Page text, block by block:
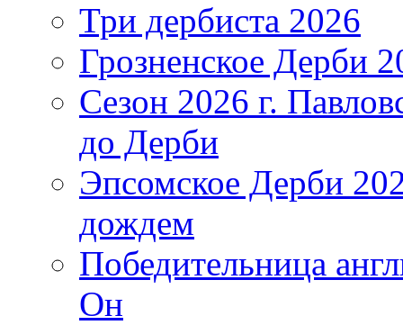
Три дербиста 2026
Грозненское Дерби
Сезон 2026 г.
до Дерби
Эпсомское Дерби
дождем
Победительница
Он